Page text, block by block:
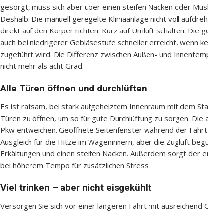
gesorgt, muss sich aber über einen steifen Nacken oder
Deshalb: Die manuell geregelte Klimaanlage nicht voll
direkt auf den Körper richten. Kurz auf Umluft schalten. Die
auch bei niedrigerer Gebläsestufe schneller erreicht, wenn
zugeführt wird. Die Differenz zwischen Außen- und
nicht mehr als acht Grad.
Alle Türen öffnen und durchlüften
Es ist ratsam, bei stark aufgeheiztem Innenraum mit dem
Türen zu öffnen, um so für gute Durchlüftung zu sorgen. Die
Pkw entweichen. Geöffnete Seitenfenster während der
Ausgleich für die Hitze im Wageninnern, aber die Zugluft
Erkältungen und einen steifen Nacken. Außerdem sorgt der
bei höherem Tempo für zusätzlichen Stress.
Viel trinken – aber nicht eisgekühlt
Versorgen Sie sich vor einer längeren Fahrt mit ausreichend